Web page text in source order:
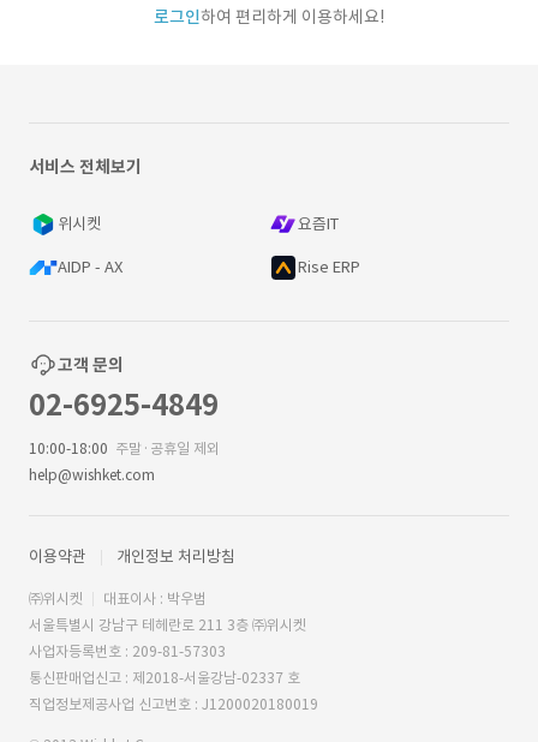
로그인하여 편리하게 이용하세요!
서비스 전체보기
위시켓 요즘IT
AIDP - AX Rise ERP
고객 문의
02-6925-4849
10:00-18:00 주말·공휴일 제외
help@wishket.com
이용약관 개인정보 처리방침
㈜위시켓
대표이사 : 박우범
서울특별시 강남구 테헤란로 211 3층 ㈜위시켓
사업자등록번호 : 209-81-57303
통신판매업신고 : 제2018-서울강남-02337 호
직업정보제공사업 신고번호 : J1200020180019